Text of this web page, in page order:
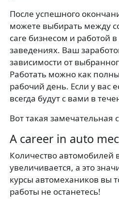
После успешного
можете выбирать между
care бизнесом и работой
заведениях. Ваш
зависимости от
Работать можно как
рабочий день. Если у вас
всегда будут с вами в
Вот такая замечательная
A career in auto
Количество
увеличивается, а это
курсы автомехаников вы
работы не останетесь!